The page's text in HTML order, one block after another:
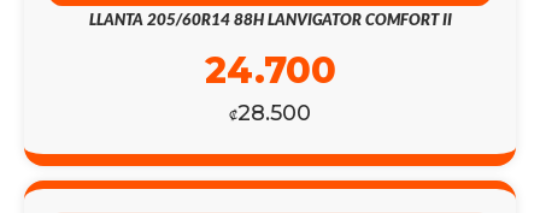
LLANTA 205/60R14 88H LANVIGATOR COMFORT II
₡28.500
24.700